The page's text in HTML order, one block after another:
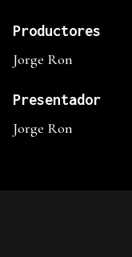
Productores
Jorge Ron
Presentador
Jorge Ron